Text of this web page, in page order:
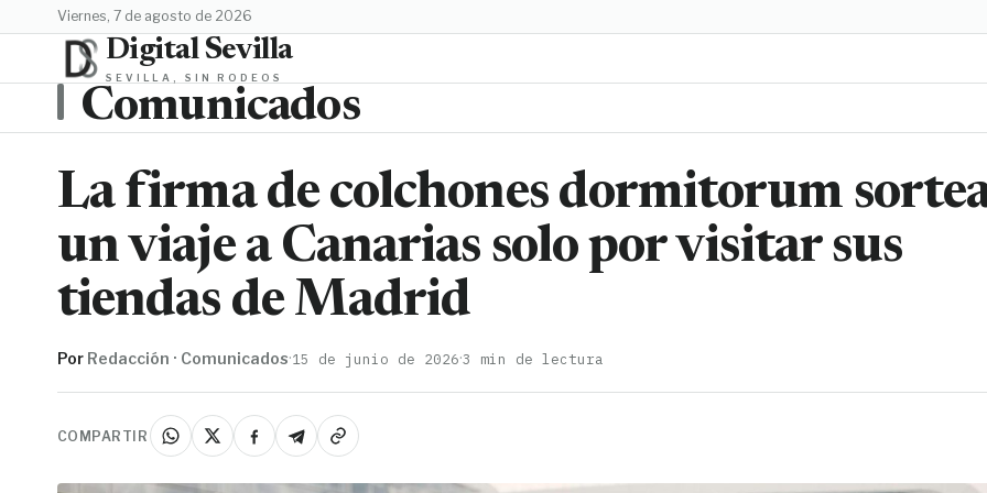
viernes, 7 de agosto de 2026
Digital Sevilla
SEVILLA, SIN RODEOS
Comunicados
La firma de colchones dormitorum
un viaje a Canarias solo por visitar sus
tiendas de Madrid
Por Redacción · Comunicados·15 de junio de 2026·3 min de lectura
COMPARTIR